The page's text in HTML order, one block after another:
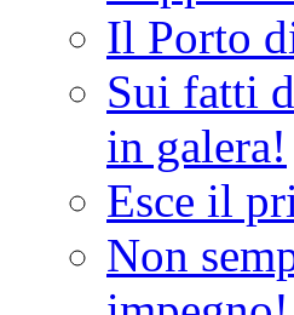
Il Porto
Sui fatti
in galera!
Esce il
Non